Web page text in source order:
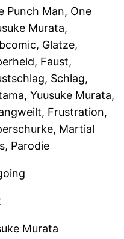
Punch Man, One
Murata,
Glatze,
Faust,
Schlag,
Yuusuke Murata,
Frustration,
Martial
Parodie
Murata